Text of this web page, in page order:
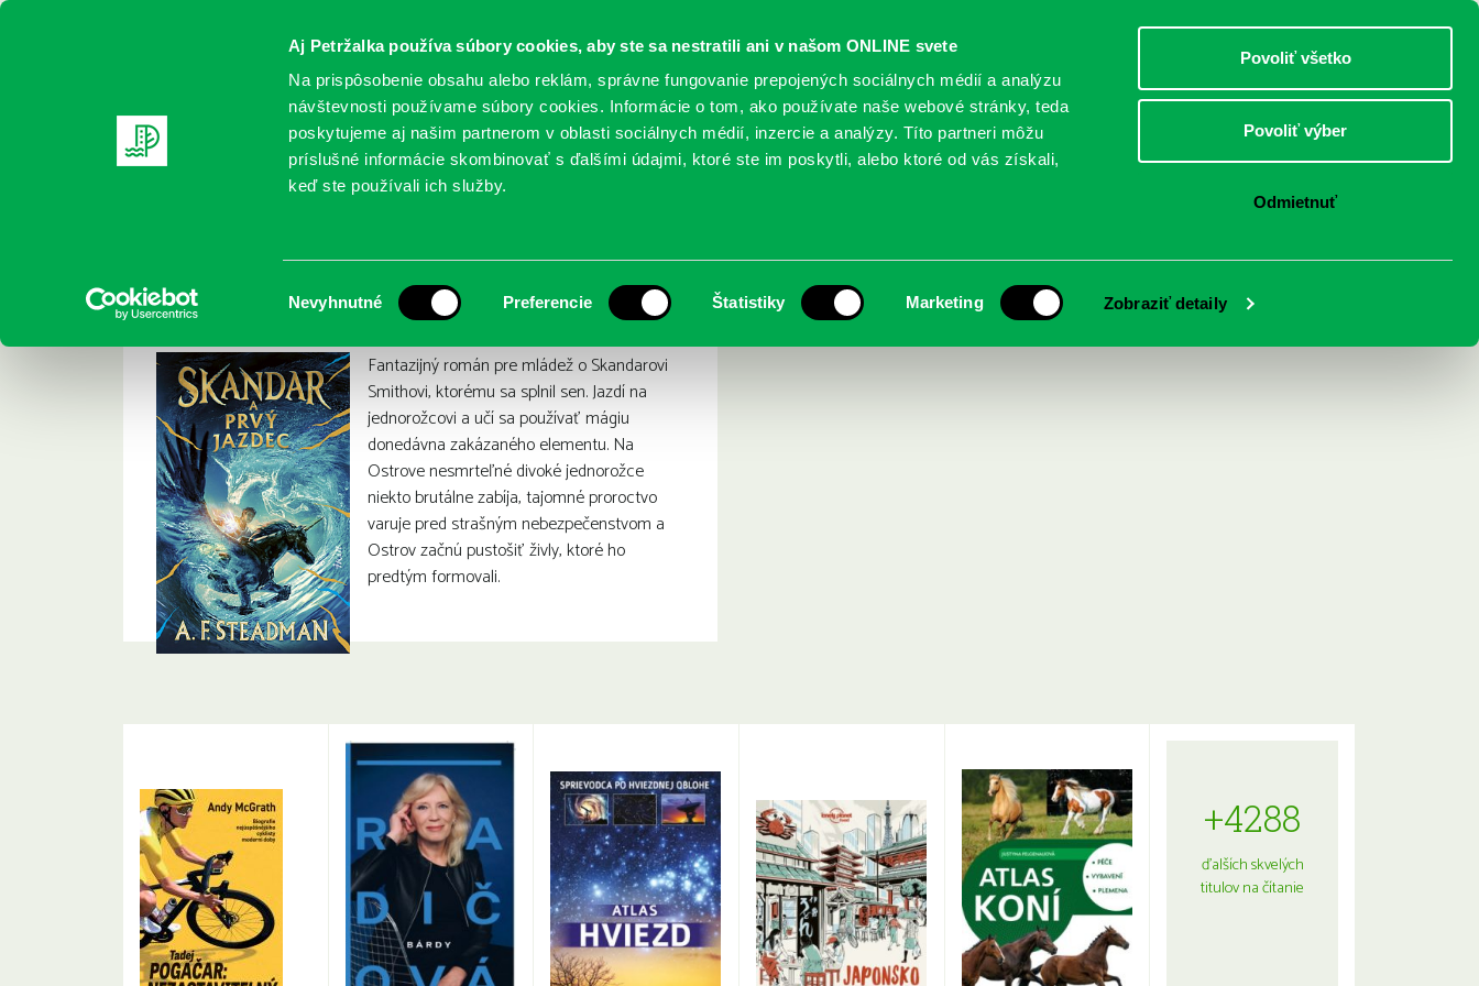
Aj Petržalka používa súbory cookies, aby ste sa nestratili ani v našom ONLINE svete
Na prispôsobenie obsahu alebo reklám, správne fungovanie prepojených sociálnych médií a analýzu
návštevnosti používame súbory cookies. Informácie o tom, ako používate naše webové stránky, teda
poskytujeme aj našim partnerom v oblasti sociálnych médií, inzercie a analýzy. Títo partneri môžu
príslušné informácie skombinovať s ďalšími údajmi, ktoré ste im poskytli, alebo ktoré od vás získali,
keď ste používali ich služby.
súhlasu
Nevyhnutné Preferencie Štatistiky Marketing Zobraziť detaily
Povoliť všetko
Povoliť výber
Odmietnuť
DOSPELÍ
REGISTRUJTE SA ONLINE KATALÓGY SLUŽBY PODUJATIA POBOČKY O KNIŽNICI
Steadman, A. F. : Skandar a Prvý jazdec
Fantazijný román pre mládež o Skandarovi
Smithovi, ktorému sa splnil sen. Jazdí na
jednorožcovi a učí sa používať mágiu
donedávna zakázaného elementu. Na
Ostrove nesmrteľné divoké jednorožce
niekto brutálne zabíja, tajomné proroctvo
varuje pred strašným nebezpečenstvom a
Ostrov začnú pustošiť živly, ktoré ho
predtým formovali.
+4288
ďalších skvelých
titulov na čítanie